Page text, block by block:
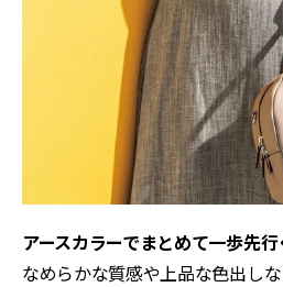
アースカラーでまとめて一歩先
なめらかな質感や上品な色出し